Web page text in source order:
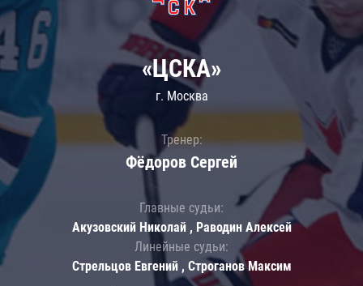
«ЦСКА»
г. Москва
Тренер:
Фёдоров Сергей
Главные судьи:
Акузовский Николай , Раводин Алексей
Линейные судьи:
Стрельцов Евгений , Строганов Максим